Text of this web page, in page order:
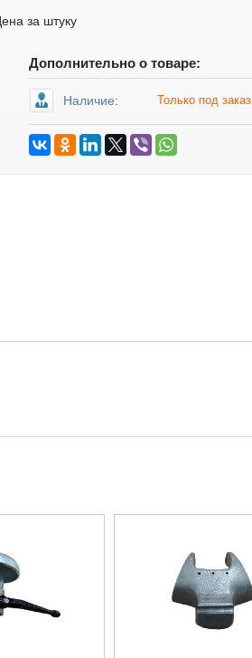
за штуку
Дополнительно о товаре:
Наличие: Только под заказ.